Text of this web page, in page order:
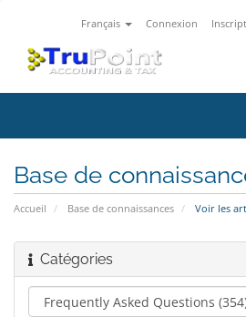
Français Connexion
Base de
Accueil Base de connaissances Voir les
Catégories